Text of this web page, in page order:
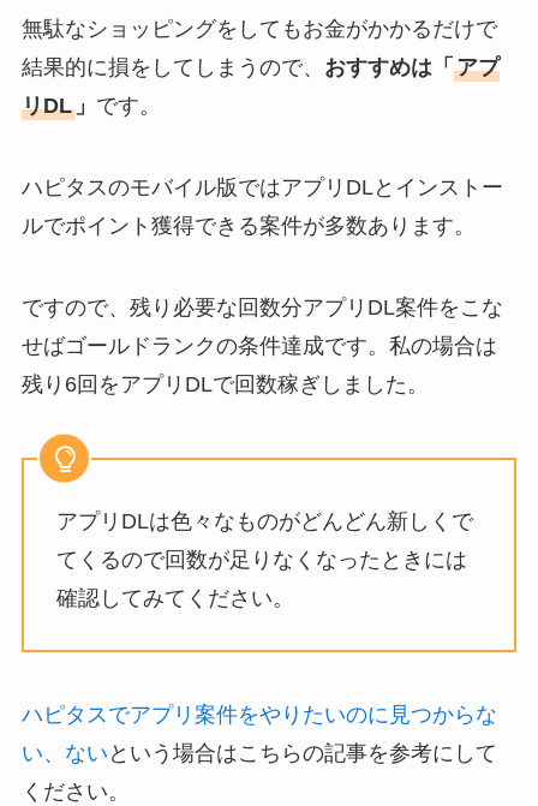
無駄なショッピングをしてもお金がかかるだけで
結果的に損をしてしまうので、 おすすめは「 アプ
リDL」 です。
ハピタスのモバイル版ではアプリDLとインストー
ルでポイント獲得できる案件が多数あります。
ですので、残り必要な回数分アプリDL案件をこな
せばゴールドランクの条件達成です。私の場合は
残り6回をアプリDLで回数稼ぎしました。
アプリDLは色々なものがどんどん新しくで
てくるので回数が足りなくなったときには
確認してみてください。
ハピタスでアプリ案件をやりたいのに見つからな
い、ない という場合はこちらの記事を参考にして
ください。